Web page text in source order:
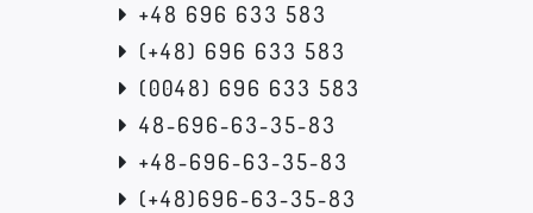
+48 696 633 583
(+48) 696 633 583
(0048) 696 633 583
48-696-63-35-83
+48-696-63-35-83
(+48)696-63-35-83